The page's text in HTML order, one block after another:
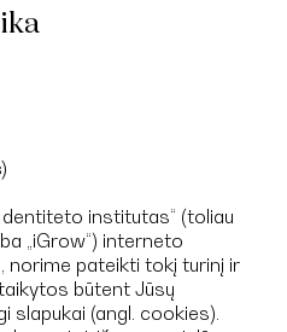
institutas“ (toliau
„iGrow“) interneto
norime pateikti tokį turinį ir
būtent Jūsų
slapukai (angl. cookies).